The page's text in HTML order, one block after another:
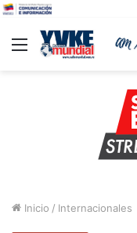
Menu
Inicio / Internacionales